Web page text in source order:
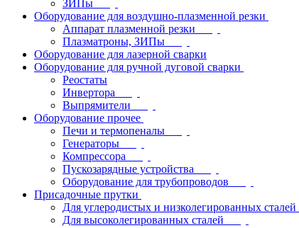
ЗИПы
Оборудование для воздушно-плазменной резки
Аппарат плазменной резки
Плазматроны, ЗИПы
Оборудование для лазерной сварки
Оборудование для ручной дуговой сварки
Реостаты
Инвертора
Выпрямители
Оборудование прочее
Печи и термопеналы
Генераторы
Компрессора
Пускозарядные устройства
Оборудование для трубопроводов
Присадочные прутки
Для углеродистых и низколегированных сталей
Для высоколегированных сталей